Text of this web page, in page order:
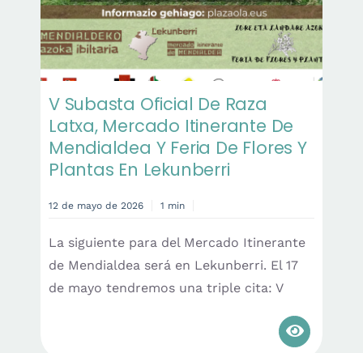
V Subasta Oficial De Raza
Latxa, Mercado Itinerante De
Mendialdea Y Feria De Flores Y
Plantas En Lekunberri
12 de mayo de 2026 1 min
La siguiente para del Mercado Itinerante
de Mendialdea será en Lekunberri. El 17
de mayo tendremos una triple cita: V